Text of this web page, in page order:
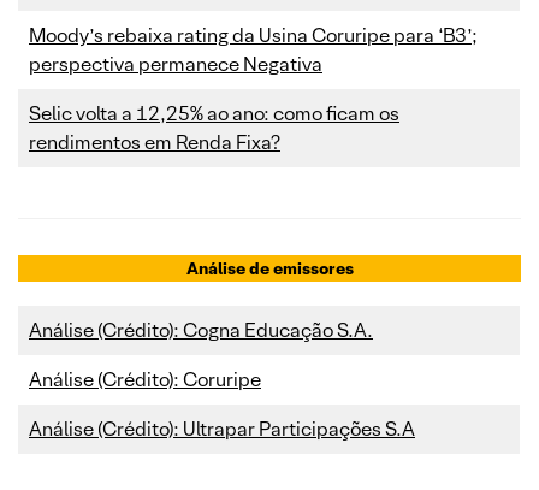
Moody’s rebaixa rating da Usina Coruripe para ‘B3’;
perspectiva permanece Negativa
Selic volta a 12,25% ao ano: como ficam os
rendimentos em Renda Fixa?
Análise de emissores
Análise (Crédito): Cogna Educação S.A.
Análise (Crédito): Coruripe
Análise (Crédito): Ultrapar Participações S.A